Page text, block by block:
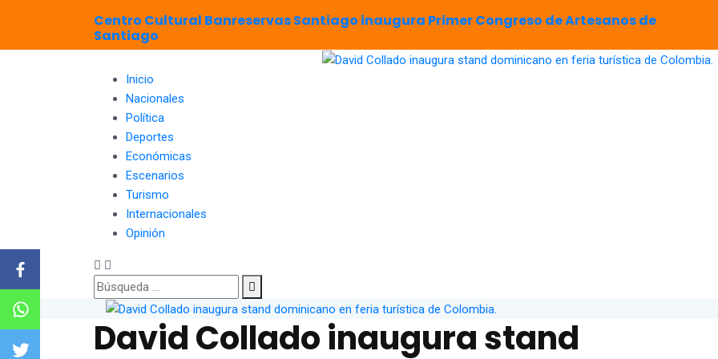
Centro Cultural Banreservas Santiago inaugura Primer Congreso de Artesanos de
Santiago
Inicio
Nacionales
Política
Deportes
Económicas
Escenarios
Turismo
Internacionales
Opinión
David Collado inaugura stand